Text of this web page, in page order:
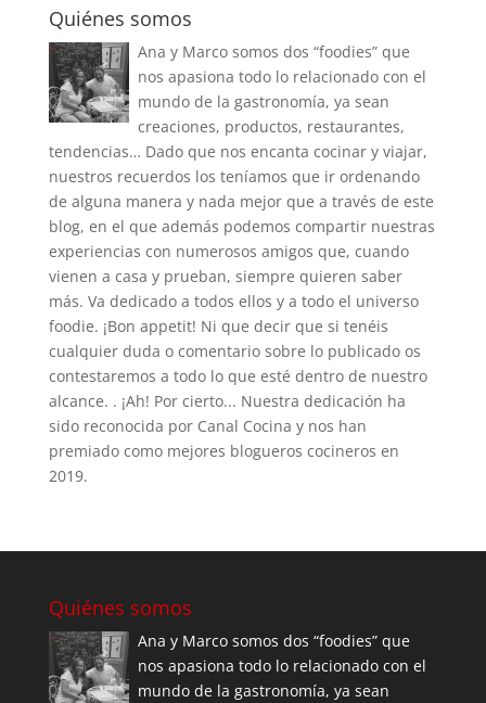
Quiénes somos
Ana y Marco somos dos “foodies” que
nos apasiona todo lo relacionado con el
mundo de la gastronomía, ya sean
creaciones, productos, restaurantes,
tendencias… Dado que nos encanta cocinar y viajar,
nuestros recuerdos los teníamos que ir ordenando
de alguna manera y nada mejor que a través de este
blog, en el que además podemos compartir nuestras
experiencias con numerosos amigos que, cuando
vienen a casa y prueban, siempre quieren saber
más. Va dedicado a todos ellos y a todo el universo
foodie. ¡Bon appetit! Ni que decir que si tenéis
cualquier duda o comentario sobre lo publicado os
contestaremos a todo lo que esté dentro de nuestro
alcance. . ¡Ah! Por cierto... Nuestra dedicación ha
sido reconocida por Canal Cocina y nos han
premiado como mejores blogueros cocineros en
2019.
Quiénes somos
Ana y Marco somos dos “foodies” que
nos apasiona todo lo relacionado con el
mundo de la gastronomía, ya sean